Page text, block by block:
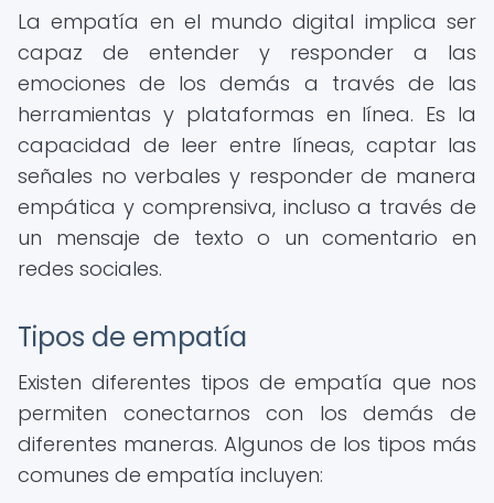
La empatía en el mundo digital implica ser
capaz de entender y responder a las
emociones de los demás a través de las
herramientas y plataformas en línea. Es la
capacidad de leer entre líneas, captar las
señales no verbales y responder de manera
empática y comprensiva, incluso a través de
un mensaje de texto o un comentario en
redes sociales.
Tipos de empatía
Existen diferentes tipos de empatía que nos
permiten conectarnos con los demás de
diferentes maneras. Algunos de los tipos más
comunes de empatía incluyen: